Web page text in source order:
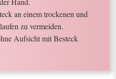
an einem trockenen und
zu vermeiden.
Aufsicht mit Besteck